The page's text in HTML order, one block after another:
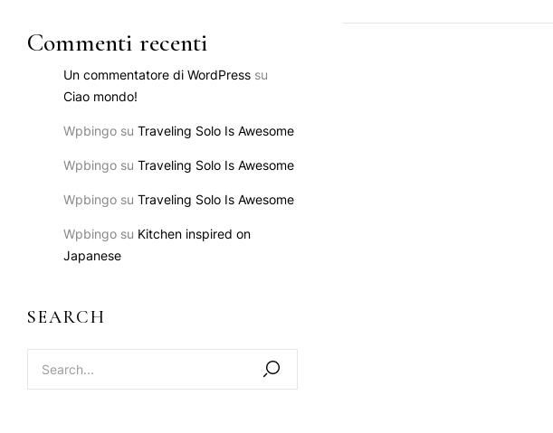
Commenti recenti
Un commentatore di WordPress su
Ciao mondo!
Wpbingo su Traveling Solo Is Awesome
Wpbingo su Traveling Solo Is Awesome
Wpbingo su Traveling Solo Is Awesome
Wpbingo su Kitchen inspired on
Japanese
SEARCH